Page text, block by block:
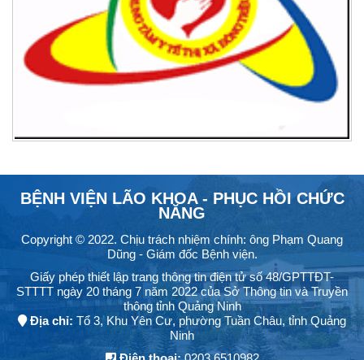
BỆNH VIỆN LÃO KHOA - PHỤC HỒI CHỨC
NĂNG
Copyright © 2022. Chịu trách nhiệm chính: ông Phạm Quang
Dũng - Giám đốc Bệnh viện.
Giấy phép thiết lập trang thông tin điện tử số 48/GPTTĐT-
STTTT ngày 20 tháng 7 năm 2022 của Sở Thông tin và Truyền
thông tỉnh Quảng Ninh
Địa chỉ: Tổ 3, Khu Yên Cư, phường Tuần Châu, tỉnh Quảng
Ninh